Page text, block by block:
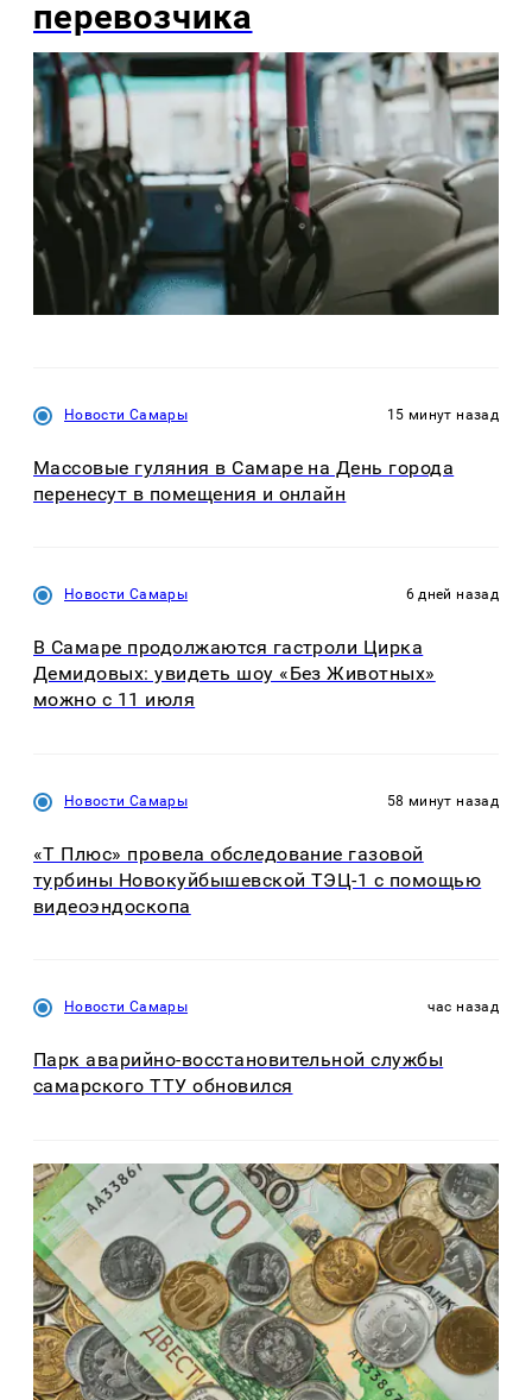
перевозчика
Новости Самары 15 минут назад
Массовые гуляния в Самаре на День города
перенесут в помещения и онлайн
Новости Самары 6 дней назад
В Самаре продолжаются гастроли Цирка
Демидовых: увидеть шоу «Без Животных»
можно с 11 июля
Новости Самары 58 минут назад
«Т Плюс» провела обследование газовой
турбины Новокуйбышевской ТЭЦ-1 с помощью
видеоэндоскопа
Новости Самары час назад
Парк аварийно-восстановительной службы
самарского ТТУ обновился